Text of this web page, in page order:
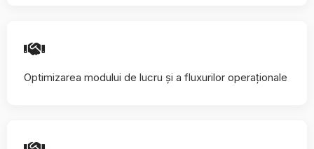
Optimizarea modului de lucru și a fluxurilor operaționale